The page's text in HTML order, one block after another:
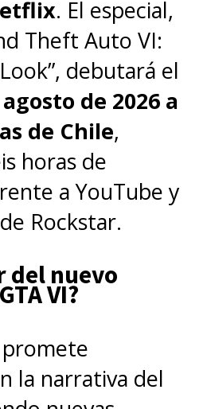
una entrevista
del estreno
de la cuarta
hermanos
que tienen
un spin-off con la
a nadie la idea, y
hemos escrito".
todo el mundo -
se
. El especial,
Theft Auto VI:
debutará el
de 2026 a
de Chile,
horas de
a YouTube y
Rockstar.
del nuevo
VI?
la narrativa del